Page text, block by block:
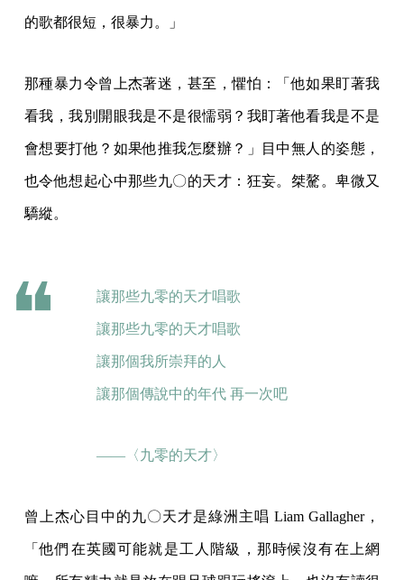
的歌都很短，很暴力。」
那種暴力令曾上杰著迷，甚至，懼怕：「他如果盯著我
看我，我別開眼我是不是很懦弱？我盯著他看我是不是
會想要打他？如果他推我怎麼辦？」目中無人的姿態，
也令他想起心中那些九〇的天才：狂妄。桀驁。卑微又
驕縱。
讓那些九零的天才唱歌
讓那些九零的天才唱歌
讓那個我所崇拜的人
讓那個傳說中的年代 再一次吧
——〈九零的天才〉
曾上杰心目中的九〇天才是綠洲主唱 Liam Gallagher，
「他們在英國可能就是工人階級，那時候沒有在上網